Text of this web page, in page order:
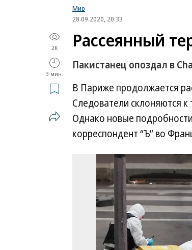
Мир
28.09.2020, 20:33
2K
3 мин.
Рассеянный
Пакистанец опоздал в
В Париже продолжается
Следователи склоняются
Однако новые
корреспондент “Ъ” во